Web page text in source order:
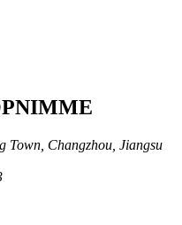
Town, Changzhou, Jiangsu